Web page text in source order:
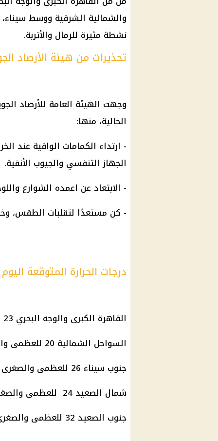
والشمالية الشرقية ووسط
نشطة مثيرة للرمال والأتربة.
تحذيرات من هيئة الأرصاد
وجهت الهيئة العامة للأرصاد
الحالية، منها:
- ارتداء الكمامات الواقية عند
الجهاز التنفسي والجيوب الأنفية.
- الابتعاد عن اعمده الشوارع
- كن مستعدًا لتقلبات الطقس،
درجات الحرارة المتوقعة
القاهرة الكبرى والوجه البحري 23 للعظمى والصغرى 12 درجة
السواحل الشمالية 20 للعظمى والصغرى 12 درجة
جنوب سيناء 26 للعظمى والصغرى 15 درجة
شمال الصعيد 24 للعظمى والصغرى 10 درجة
جنوب الصعيد 32 للعظمى والصغرى 13 درجة.